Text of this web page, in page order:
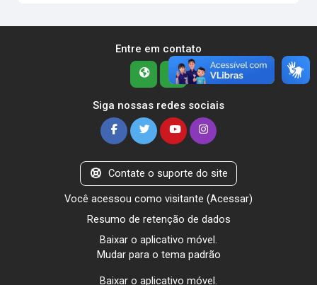
Entre em contato
Siga nossas redes sociais
Contate o suporte do site
Você acessou como visitante (Acessar)
Resumo de retenção de dados
Baixar o aplicativo móvel.
Mudar para o tema padrão
Baixar o aplicativo móvel.